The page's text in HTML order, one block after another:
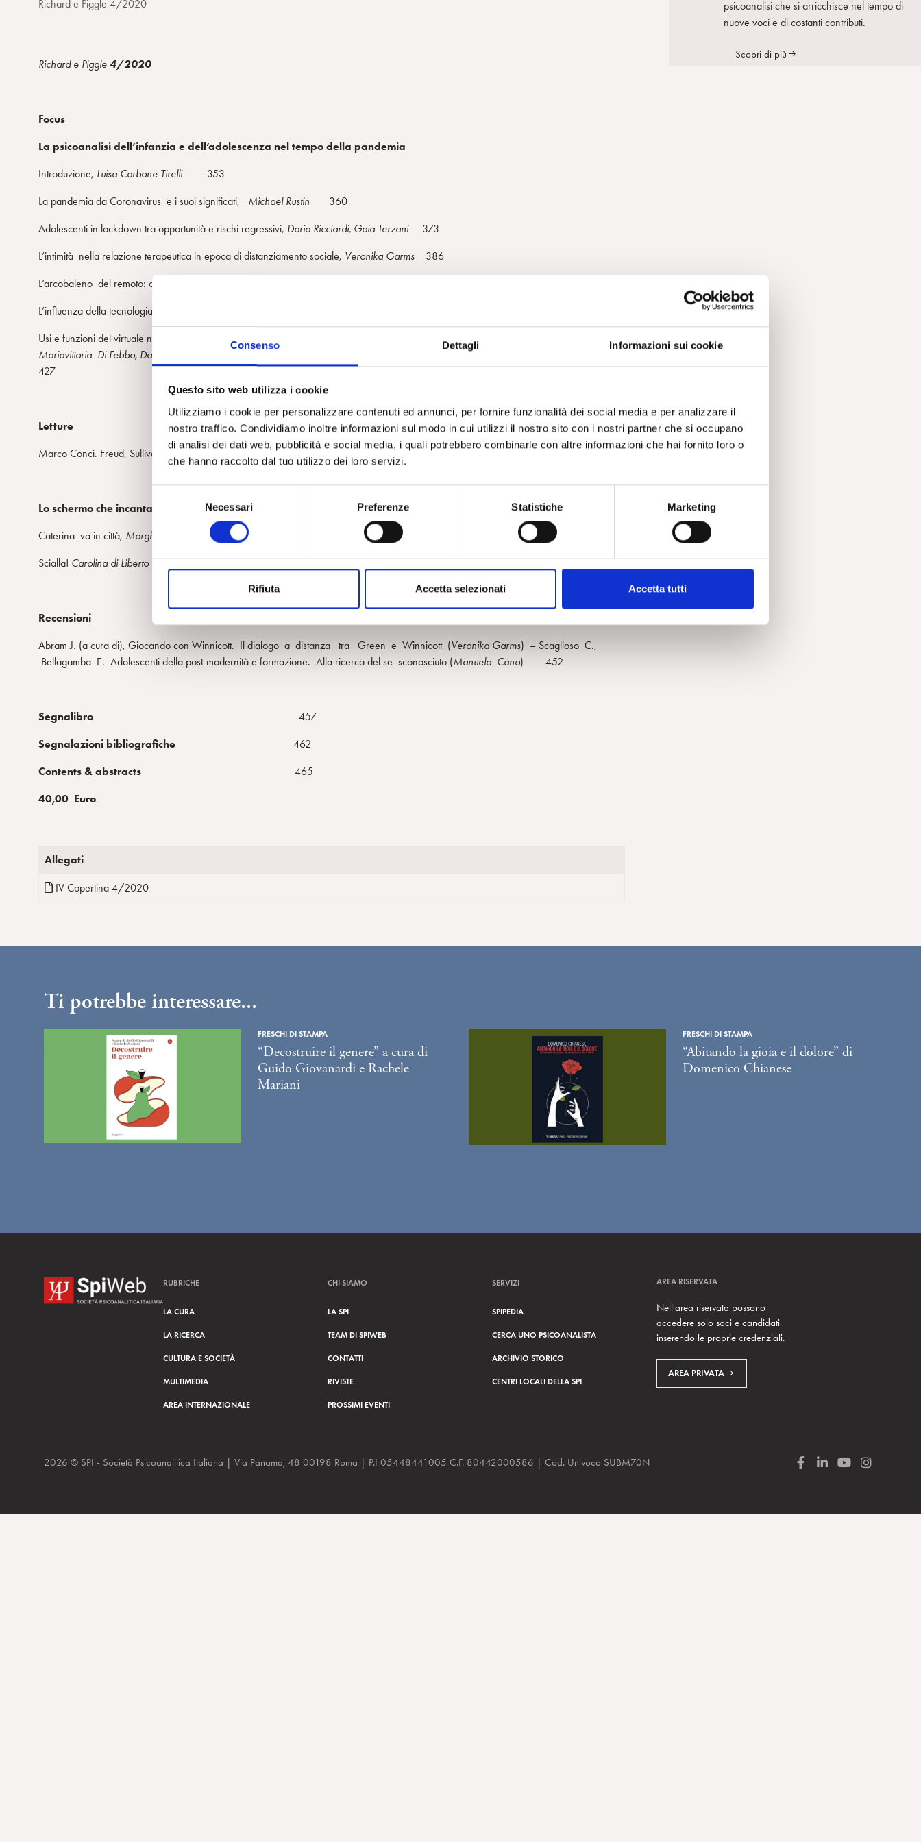
Consenso Dettagli Informazioni sui cookie
Questo sito web utilizza i cookie
Utilizziamo i cookie per personalizzare contenuti ed annunci, per fornire funzionalità dei social media e per analizzare il
nostro traffico. Condividiamo inoltre informazioni sul modo in cui utilizzi il nostro sito con i nostri partner che si occupano
di analisi dei dati web, pubblicità e social media, i quali potrebbero combinarle con altre informazioni che hai fornito loro o
che hanno raccolto dal tuo utilizzo dei loro servizi.
e
z
e
e
s
Necessari Preferenze Statistiche Marketing
Rifiuta Accetta selezionati Accetta tutti
Richard e Piggle 4/2020
Richard e Piggle 4/2020
Focus
La psicoanalisi dell’infanzia e dell’adolescenza nel tempo della pandemia
Introduzione, Luisa Carbone Tirelli 353
La pandemia da Coronavirus e i suoi significati, Michael Rustin 360
Adolescenti in lockdown tra opportunità e rischi regressivi, Daria Ricciardi, Gaia Terzani 373
L’intimità nella relazione terapeutica in epoca di distanziamento sociale, Veronika Garms 386
L’arcobaleno del remoto: come muoversi nella tempesta,
L’influenza della tecnologia nella costruzione della soggettività: nuovi linguaggi tra bambini e adolescenti,
Usi e funzioni del virtuale nella pratica clinica: riflessioni alla luce del lavoro on-line,
Clementina Cordero di Montezemolo, Carla Corsi,
Mariavittoria Di Febbo, Daniela Lucarelli, Mercedes Lugones, Selene Mancinelli,
Francesca Spacca, Silvia Ronconi, Flaminia Vacchini
427
Letture
Marco Conci. Freud, Sullivan, Mitchell, Bion, and the multiple voices of International Psychoanalysis,Maria Pierri441
Lo schermo che incanta
Caterina va in città, Margherita Silvestri 446
Scialla! Carolina di Liberto449
Recensioni
Abram J. (a cura di), Giocando con Winnicott. Il dialogo a distanza tra Green e Winnicott (Veronika Garms) – Scaglioso C.,
Bellagamba E. Adolescenti della post-modernità e formazione. Alla ricerca del se sconosciuto (Manuela Cano) 452
Segnalibro 457
Segnalazioni bibliografiche 462
Contents & abstracts 465
40,00 Euro
Allegati
IV Copertina 4/2020
psicoanalisi che si arricchisce nel tempo di
nuove voci e di costanti contributi.
Scopri di più
Ti potrebbe interessare...
FRESCHI DI STAMPA
“Decostruire il genere” a cura di
Guido Giovanardi e Rachele
Mariani
FRESCHI DI STAMPA
“Abitando la gioia e il dolore” di
Domenico Chianese
RUBRICHE
LA CURA
LA RICERCA
CULTURA E SOCIETÀ
MULTIMEDIA
AREA INTERNAZIONALE
CHI SIAMO
LA SPI
TEAM DI SPIWEB
CONTATTI
RIVISTE
PROSSIMI EVENTI
SERVIZI
SPIPEDIA
CERCA UNO PSICOANALISTA
ARCHIVIO STORICO
CENTRI LOCALI DELLA SPI
AREA RISERVATA
Nell'area riservata possono
accedere solo soci e candidati
inserendo le proprie credenziali.
AREA PRIVATA
2026 © SPI - Società Psicoanalitica Italiana | Via Panama, 48 00198 Roma | P.I 05448441005 C.F. 80442000586 | Cod. Univoco SUBM70N
F
L
Y
I